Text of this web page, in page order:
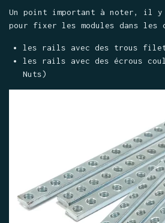
Un point important à noter, il y
pour fixer les modules dans les
les rails avec des trous
les rails avec des écrous
Nuts)